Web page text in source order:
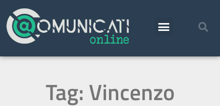
Tag: Vincenzo